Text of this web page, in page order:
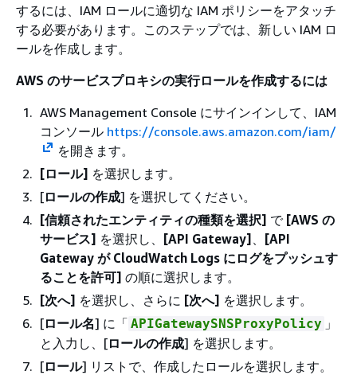
するには、IAM ロールに適切な IAM ポリシーをアタッチ
する必要があります。このステップでは、新しい IAM ロ
ールを作成します。
AWS のサービスプロキシの実行ロールを作成するには
AWS Management Console にサインインして、IAM
コンソール https://console.aws.amazon.com/iam/
を開きます。
[ロール] を選択します。
[ロールの作成] を選択してください。
[信頼されたエンティティの種類を選択] で [AWS の
サービス] を選択し、 [API Gateway] 、
[API
Gateway が CloudWatch Logs にログをプッシュす
ることを許可] の順に選択します。
[次へ] を選択し、さらに [次へ] を選択します。
[ロール名] に「 APIGatewaySNSProxyPolicy 」
と入力し、[ロールの作成] を選択します。
[ロール] リストで、作成したロールを選択します。